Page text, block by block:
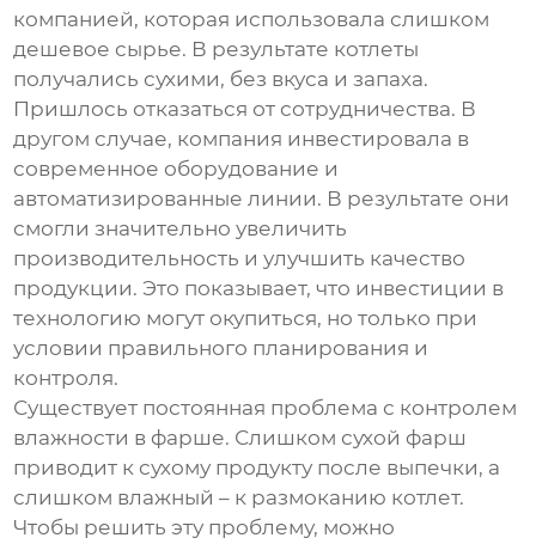
компанией, которая использовала слишком
дешевое сырье. В результате котлеты
получались сухими, без вкуса и запаха.
Пришлось отказаться от сотрудничества. В
другом случае, компания инвестировала в
современное оборудование и
автоматизированные линии. В результате они
смогли значительно увеличить
производительность и улучшить качество
продукции. Это показывает, что инвестиции в
технологию могут окупиться, но только при
условии правильного планирования и
контроля.
Существует постоянная проблема с контролем
влажности в фарше. Слишком сухой фарш
приводит к сухому продукту после выпечки, а
слишком влажный – к размоканию котлет.
Чтобы решить эту проблему, можно